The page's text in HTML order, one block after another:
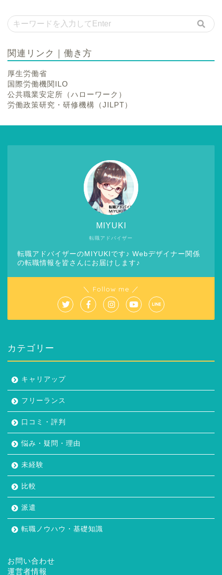
関連リンク｜働き方
厚生労働省
国際労働機関ILO
公共職業安定所（ハローワーク）
労働政策研究・研修機構（JILPT）
転職アドバイザー
MIYUKI
転職アドバイザーのMIYUKIです♪ Webデザイナー関係
の転職情報を皆さんにお届けします♪
＼ Follow me ／
カテゴリー
キャリアップ
フリーランス
口コミ・評判
悩み・疑問・理由
未経験
比較
派遣
転職ノウハウ・基礎知識
お問い合わせ
運営者情報